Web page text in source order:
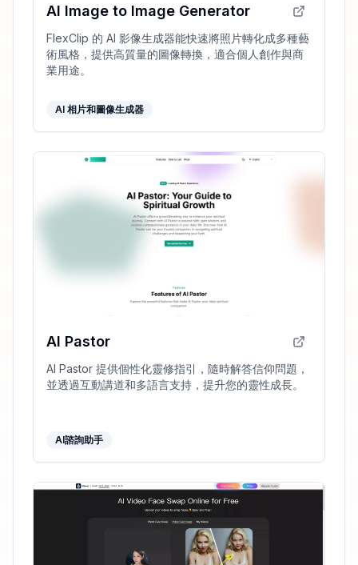
AI Image to Image Generator
FlexClip 的 AI 影像生成器能快速將照片轉化成多種藝
術風格，提供高質量的圖像轉換，適合個人創作與商
業用途。
AI 相片和圖像生成器
AI Pastor
AI Pastor 提供個性化靈修指引，隨時解答信仰問題，
並透過互動講道和多語言支持，提升您的靈性成長。
AI諮詢助手